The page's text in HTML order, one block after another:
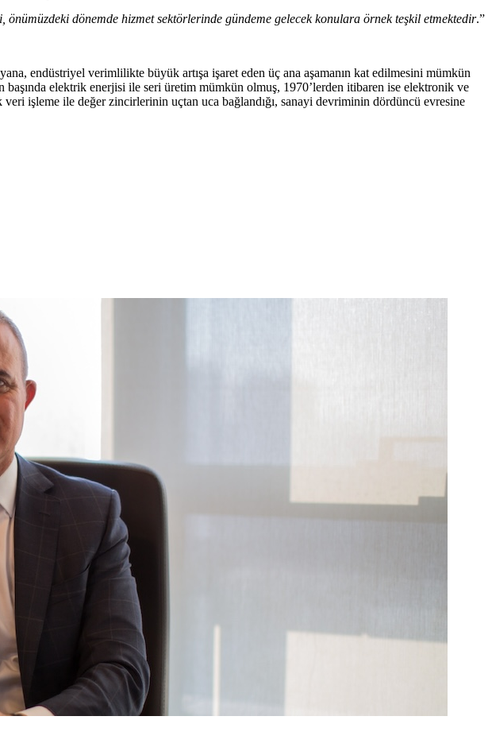
dönemde hizmet sektörlerinde gündeme gelecek konulara örnek teşkil etmektedir.”
endüstriyel verimlilikte büyük artışa işaret eden üç ana aşamanın kat edilmesini mümkün
başında elektrik enerjisi ile seri üretim mümkün olmuş, 1970’lerden itibaren ise elektronik ve
işleme ile değer zincirlerinin uçtan uca bağlandığı, sanayi devriminin dördüncü evresine